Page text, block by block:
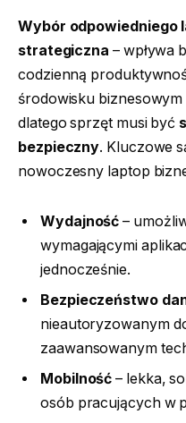
Wybór odpowiedniego
strategiczna – wpływa
codzienną
środowisku biznesowym
dlatego sprzęt musi być
bezpieczny. Kluczowe
nowoczesny laptop
Wydajność –
wymagającymi
jednocześnie.
Bezpieczeństwo
nieautoryzowanym
zaawansowanym
Mobilność – lekka,
osób pracujących w